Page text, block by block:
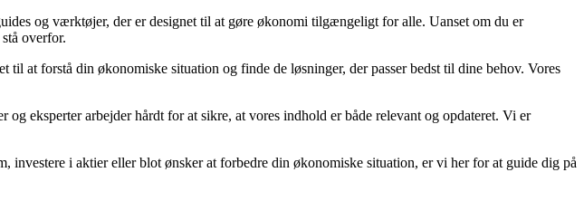
og værktøjer, der er designet til at gøre økonomi tilgængeligt for alle. Uanset om du er
overfor.
at forstå din økonomiske situation og finde de løsninger, der passer bedst til dine behov. Vores
eksperter arbejder hårdt for at sikre, at vores indhold er både relevant og opdateret. Vi er
i aktier eller blot ønsker at forbedre din økonomiske situation, er vi her for at guide dig på